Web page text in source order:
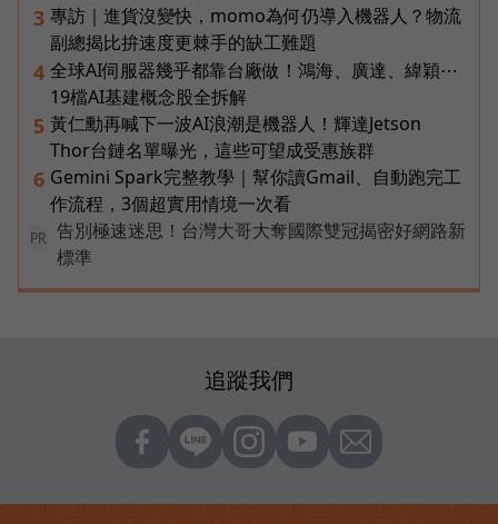
3 專訪｜進貨沒變快，momo為何仍導入機器人？物流
副總揭比拚速度更棘手的缺工難題
4 全球AI伺服器幾乎都靠台廠做！鴻海、廣達、緯穎⋯
19檔AI基建概念股全拆解
5 黃仁勳再喊下一波AI浪潮是機器人！輝達Jetson
Thor台鏈名單曝光，這些可望成受惠族群
6 Gemini Spark完整教學｜幫你讀Gmail、自動跑完工
作流程，3個超實用情境一次看
PR
告別極速迷思！台灣大哥大奪國際雙冠揭密好網路新
標準
追蹤我們